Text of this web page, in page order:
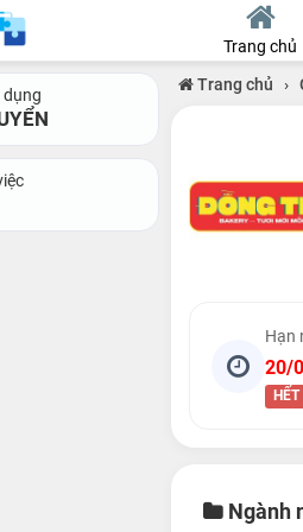
Trang chủ
dụng
Trang chủ ›
Hạn
20/
Ngành